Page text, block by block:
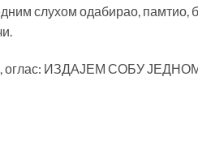
слухом одабирао, памтио,
оглас: ИЗДАЈЕМ СОБУ